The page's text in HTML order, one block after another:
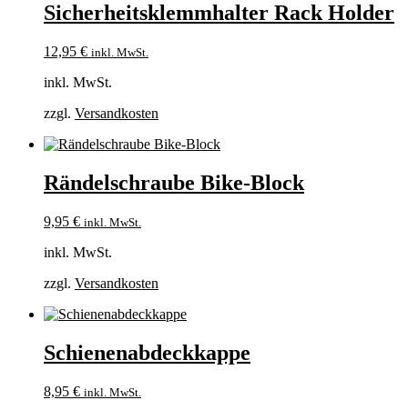
Sicherheitsklemmhalter Rack Holder
12,95 € inkl. MwSt.
inkl. MwSt.
zzgl. Versandkosten
Rändelschraube Bike-Block
9,95 € inkl. MwSt.
inkl. MwSt.
zzgl. Versandkosten
Schienenabdeckkappe
8,95 € inkl. MwSt.